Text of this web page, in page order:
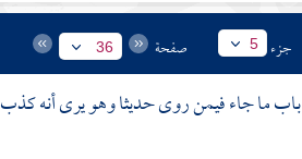
جزء 5 صفحة 36
باب ما جاء فيمن روى حديثا وهو يرى أنه كذب